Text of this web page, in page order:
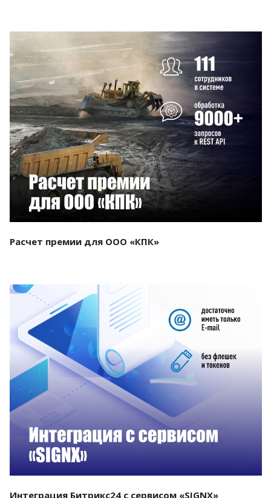
Смотреть проект
Расчет премии для ООО «КПК»
Смотреть проект
Интеграция Битрикс24 с сервисом «SIGNX»